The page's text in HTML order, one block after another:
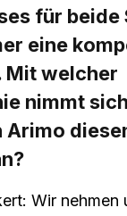
für beide
eine
Mit welcher
nimmt
Arimo
Wir nehmen